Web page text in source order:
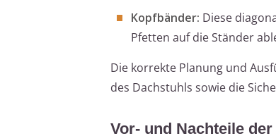
Kopfbänder: Diese
Pfetten auf die Ständer
Die korrekte Planung und
des Dachstuhls sowie die
Vor- und Nachteile